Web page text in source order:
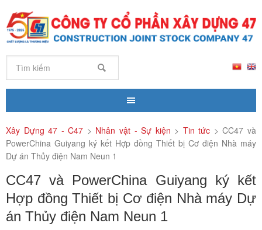
Xây Dựng 47 - C47 > Nhân vật - Sự kiện > Tin tức >CC47 và
PowerChina Guiyang ký kết Hợp đồng Thiết bị Cơ điện Nhà máy
Dự án Thủy điện Nam Neun 1
CC47 và PowerChina Guiyang ký kết
Hợp đồng Thiết bị Cơ điện Nhà máy Dự
án Thủy điện Nam Neun 1